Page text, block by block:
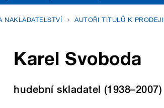
NAKLADATELSTVÍ AUTOŘI TITULŮ K PRODEJI
Karel Svoboda
hudební skladatel (1938–2007)